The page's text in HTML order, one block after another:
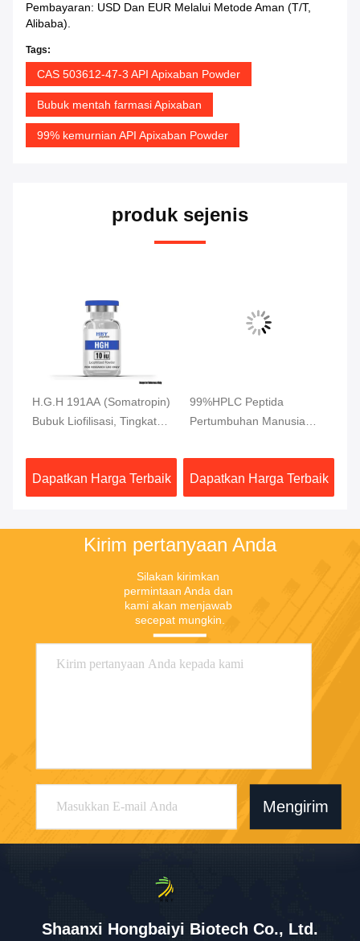
Pembayaran: USD Dan EUR Melalui Metode Aman (T/T,
Alibaba).
Tags:
CAS 503612-47-3 API Apixaban Powder
Bubuk mentah farmasi Apixaban
99% kemurnian API Apixaban Powder
produk sejenis
H.G.H 191AA (Somatropin)
Bubuk Liofilisasi, Tingkat
Dapatkan Harga Terbaik
99%HPLC Peptida
Pertumbuhan Manusia
BPC 157 Peptida
Dapatkan Harga Terbaik
Kirim pertanyaan Anda
Silakan kirimkan
permintaan Anda dan
kami akan menjawab
secepat mungkin.
Mengirim
Shaanxi Hongbaiyi Biotech Co., Ltd.